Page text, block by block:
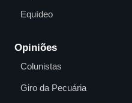
Equídeo
Opiniões
Colunistas
Giro da Pecuária